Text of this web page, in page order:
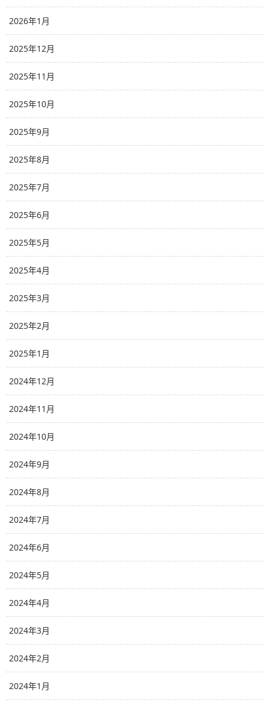
2026年1月
2025年12月
2025年11月
2025年10月
2025年9月
2025年8月
2025年7月
2025年6月
2025年5月
2025年4月
2025年3月
2025年2月
2025年1月
2024年12月
2024年11月
2024年10月
2024年9月
2024年8月
2024年7月
2024年6月
2024年5月
2024年4月
2024年3月
2024年2月
2024年1月